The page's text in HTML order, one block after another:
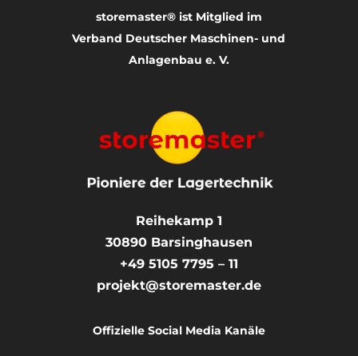
storemaster® ist Mitglied im
Verband Deutscher Maschinen- und
Anlagenbau e. V.
Reihekamp 1
30890 Barsinghausen
+49 5105 7795 – 11
projekt@storemaster.de
Offizielle Social Media Kanäle